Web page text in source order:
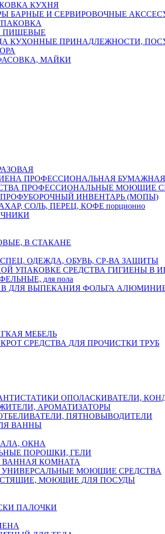
КУХНЯ
БАРНЫЕ И СЕРВИРОВОЧНЫЕ
ПИЩЕВЫЕ
КУХОННЫЕ ПРИНАДЛЕЖНОСТИ,
МАЙКИ
ПРОФЕССИОНАЛЬНАЯ БУМАЖНАЯ
ПРОФЕССИОНАЛЬНЫЕ МОЮЩИЕ
ПРОФУБОРОЧНЫЙ ИНВЕНТАРЬ (МОПЫ)
СОЛЬ, ПЕРЕЦ, КОФЕ порционно
В СТАКАНЕ
СПЕЦ. ОДЕЖДА, ОБУВЬ, СР-ВА ЗАЩИТЫ
СРЕДСТВА ГИГИЕНЫ В
для пола
ФОЛЬГА
МЕБЕЛЬ
КРОТ СРЕДСТВА ДЛЯ ПРОЧИСТКИ ТРУБ
ОПОЛАСКИВАТЕЛИ,
АРОМАТИЗАТОРЫ
ПЯТНОВЫВОДИТЕЛИ
ВАННЫ
ОКНА
ПОРОШКИ, ГЕЛИ
ВАННАЯ КОМНАТА
УНИВЕРСАЛЬНЫЕ МОЮЩИЕ СРЕДСТВА
МОЮЩИЕ ДЛЯ ПОСУДЫ
ПАЛОЧКИ